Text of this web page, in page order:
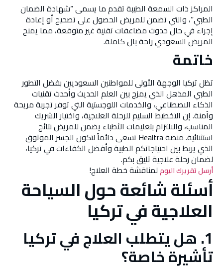
المراكز ذات السمعة الطيبة تقدم ما يسمى “شهادة الضمان
الطبي”، والتي تضمن للمريض الحصول على تصحيح أو إعادة
إجراء في حال حدوث مضاعفات تقنية غير متوقعة، مما يمنح
المريض السعودي راحة بال كاملة.
خاتمة
تظل تركيا الوجهة الأولى للمواطنين السعوديين بفضل التطور
الطبي المذهل الذي يمزج بين العلم الحديث وأحدث تقنيات
الذكاء الاصطناعي، والخدمات اللوجستية التي توفر تجربة مريحة
وآمنة. إن التخطيط السليم للرحلة العلاجية، واختيار الشريك
المناسب، والالتزام بتعليمات الأطباء يضمن للمريض نتائج
استثنائية. منصة Healtra تسعى دائماً لتكون الجسر الموثوق
الذي يربط بين احتياجاتكم الطبية وأفضل الكفاءات في تركيا،
لضمان رحلة علاجية تليق بكم.
أرسل تقريرك اليوملمناقشة خطة العلاج!
أسئلة شائعة حول السياحة
العلاجية في تركيا
1. هل يتطلب العلاج في تركيا
تأشيرة خاصة؟